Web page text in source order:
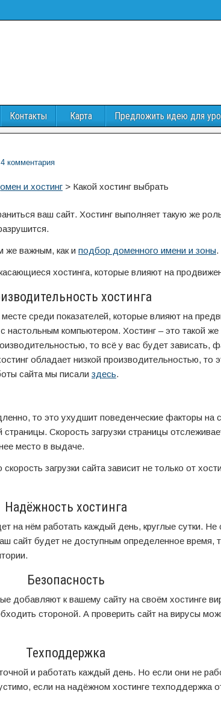
Контакты Карта Предложить идею для
4 комментария
и хостинг > Какой хостинг выбрать
ваш сайт. Хостинг выполняет такую же
же важным, как и подбор доменного имени и зоны.
хостинга, которые влияют на
хостинга
среди показателей, которые влияют на
настольным компьютером. Хостинг – это такой
то всё у вас будет зависать,
обладает низкой производительностью, то
сайта мы писали здесь.
то это ухудшит поведенческие факторы на
Скорость загрузки страницы
место в выдаче.
загрузки сайта зависит не только от
Надёжность хостинга
на нём работать каждый день, круглые сутки. Не
сайт будет не доступным определенное время,
Безопасность
добавляют к вашему сайту на своём хостинге
стороной. А проверить сайт на вирусы
Техподдержка
и работать каждый день. Но если они не
если на надёжном хостинге техподдержка